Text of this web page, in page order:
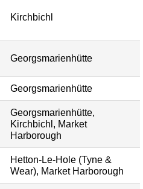
Kirchbichl
Georgsmarienhütte
Georgsmarienhütte
Georgsmarienhütte,
Kirchbichl, Market
Harborough
Hetton-Le-Hole (Tyne &
Wear), Market Harborough